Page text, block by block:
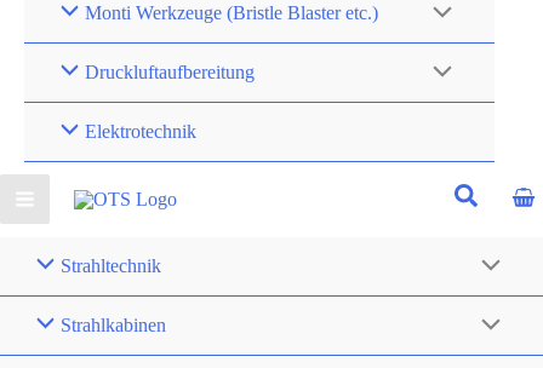
Monti Werkzeuge (Bristle Blaster etc.)
Druckluftaufbereitung
Elektrotechnik
Strahltechnik
Strahlkabinen